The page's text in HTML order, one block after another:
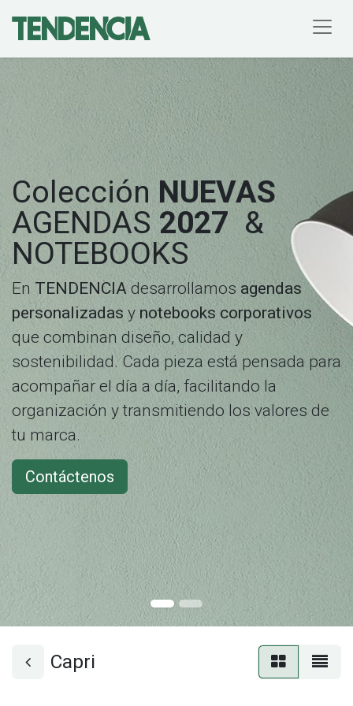
Colección NUEVAS
AGENDAS2027 &
NOTEBOOKS
En TENDENCIA desarrollamos agendas
personalizadas y notebooks corporativos
que combinan diseño, calidad y
sostenibilidad. Cada pieza está pensada para
acompañar el día a día, facilitando la
organización y transmitiendo los valores de
tu marca.
Contáctenos
Capri